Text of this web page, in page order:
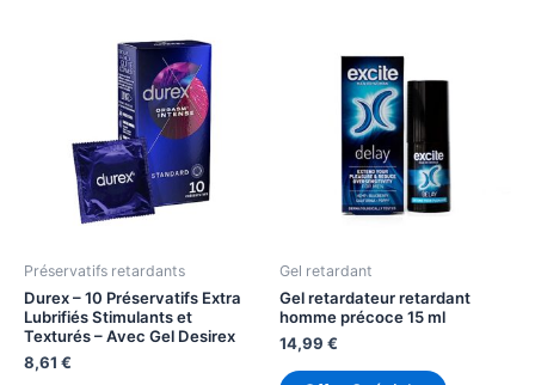
Préservatifs retardants
Durex – 10 Préservatifs Extra
Lubrifiés Stimulants et
Texturés – Avec Gel Desirex
8,61 €
Gel retardant
Gel retardateur retardant
homme précoce 15 ml
14,99 €